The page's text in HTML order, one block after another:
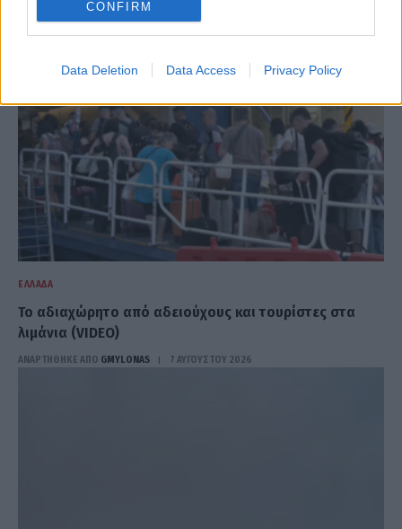
CONFIRM
Data Deletion Data Access Privacy Policy
ΑΝΑΡΤΗΘΗΚΕ ΑΠΟGMYLONAS
ΕΛΛΆΔΑ
Το αδιαχώρητο από αδειούχους και τουρίστες στα
λιμάνια (VIDEO)
ΑΝΑΡΤΗΘΗΚΕ ΑΠΟ GMYLONAS 7 ΑΥΓΟΎΣΤΟΥ 2026